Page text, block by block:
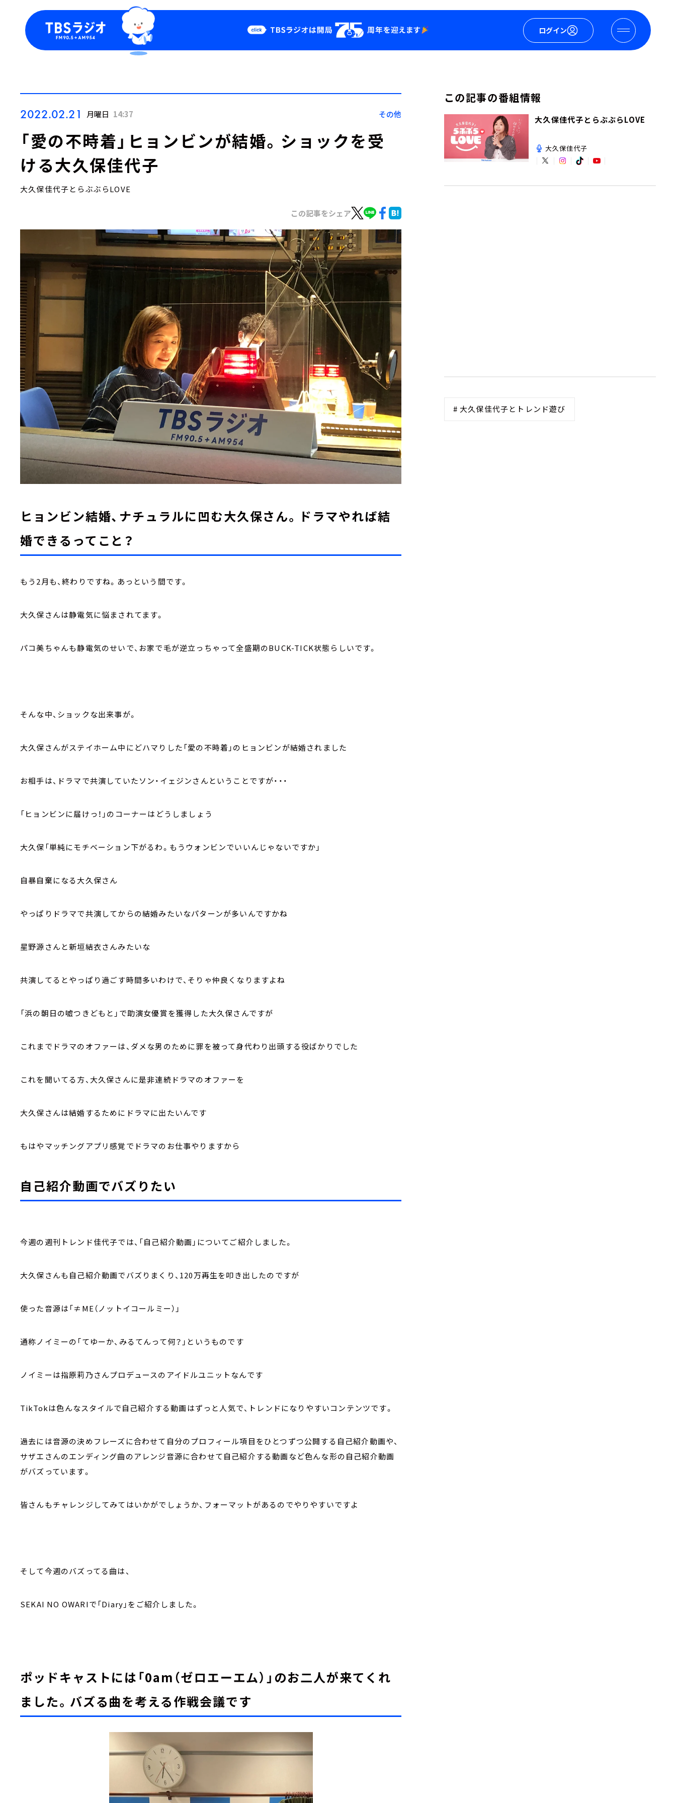
ログイン
Podcast
YouTube
2022.02.21 月曜日 14:37 その他
「愛の不時着」ヒョンビンが結婚。ショックを受
ける大久保佳代子
大久保佳代子とらぶぶらLOVE
この記事をシェア
ヒョンビン結婚、ナチュラルに凹む大久保さん。ドラマやれば結
婚できるってこと？
もう2月も、終わりですね。あっという間です。
大久保さんは静電気に悩まされてます。
パコ美ちゃんも静電気のせいで、お家で毛が逆立っちゃって全盛期のBUCK-TICK状態らしいです。
そんな中、ショックな出来事が。
大久保さんがステイホーム中にどハマりした「愛の不時着」のヒョンビンが結婚されました
お相手は、ドラマで共演していたソン・イェジンさんということですが・・・
「ヒョンビンに届けっ！」のコーナーはどうしましょう
大久保「単純にモチベーション下がるわ。もうウォンビンでいいんじゃないですか」
自暴自棄になる大久保さん
やっぱりドラマで共演してからの結婚みたいなパターンが多いんですかね
星野源さんと新垣結衣さんみたいな
共演してるとやっぱり過ごす時間多いわけで、そりゃ仲良くなりますよね
「浜の朝日の嘘つきどもと」で助演女優賞を獲得した大久保さんですが
これまでドラマのオファーは、ダメな男のために罪を被って身代わり出頭する役ばかりでした
これを聞いてる方、大久保さんに是非連続ドラマのオファーを
大久保さんは結婚するためにドラマに出たいんです
もはやマッチングアプリ感覚でドラマのお仕事やりますから
自己紹介動画でバズりたい
今週の週刊トレンド佳代子では、「自己紹介動画」についてご紹介しました。
大久保さんも自己紹介動画でバズりまくり、120万再生を叩き出したのですが
使った音源は「≠ME（ノットイコールミー）」
通称ノイミーの「てゆーか、みるてんって何？」というものです
ノイミーは指原莉乃さんプロデュースのアイドルユニットなんです
TikTokは色んなスタイルで自己紹介する動画はずっと人気で、トレンドになりやすいコンテンツです。
過去には音源の決めフレーズに合わせて自分のプロフィール項目をひとつずつ公開する自己紹介動画や、
サザエさんのエンディング曲のアレンジ音源に合わせて自己紹介する動画など色んな形の自己紹介動画
がバズっています。
皆さんもチャレンジしてみてはいかがでしょうか、フォーマットがあるのでやりやすいですよ
そして今週のバズってる曲は、
SEKAI NO OWARIで「Diary」をご紹介しました。
ポッドキャストには「0am（ゼロエーエム）」のお二人が来てくれ
ました。バズる曲を考える作戦会議です
この記事の番組情報
大久保佳代子とらぶぶらLOVE
大久保佳代子
# 大久保佳代子とトレンド遊び